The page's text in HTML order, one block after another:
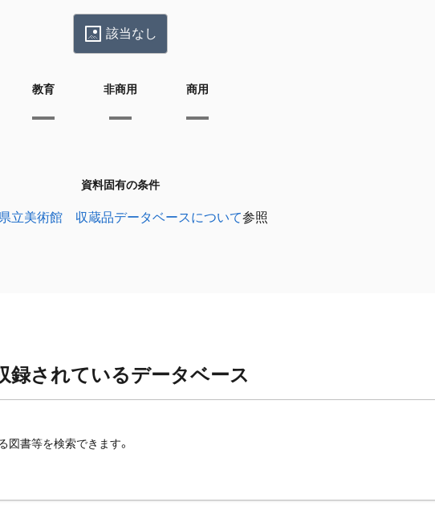
該当なし
教育 非商用 商用
資料固有の条件
立美術館 収蔵品データベースについて参照
録されているデータベース
図書等を検索できます。